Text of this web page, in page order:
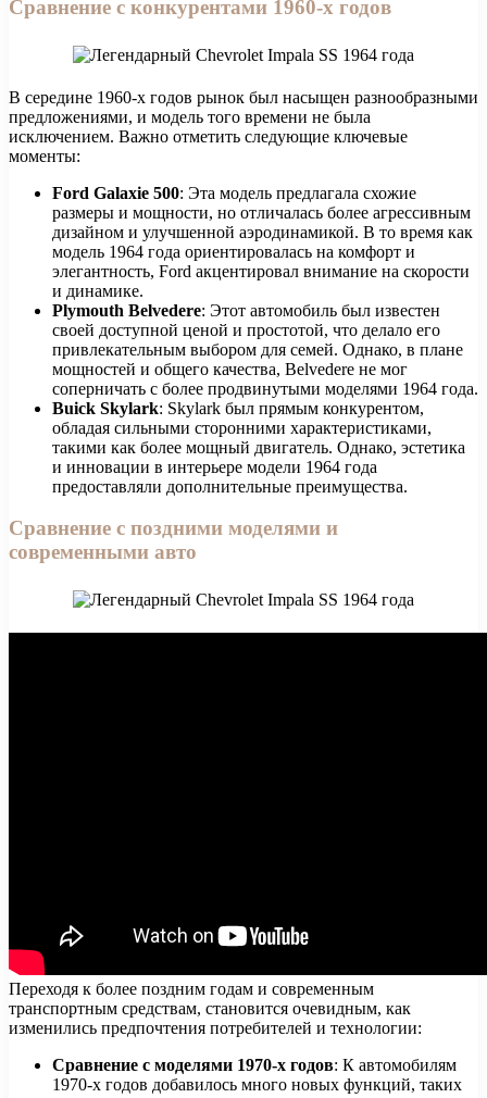
Сравнение с конкурентами 1960-х годов
В середине 1960-х годов рынок был насыщен разнообразными
предложениями, и модель того времени не была
исключением. Важно отметить следующие ключевые
моменты:
Ford Galaxie 500: Эта модель предлагала схожие
размеры и мощности, но отличалась более агрессивным
дизайном и улучшенной аэродинамикой. В то время как
модель 1964 года ориентировалась на комфорт и
элегантность, Ford акцентировал внимание на скорости
и динамике.
Plymouth Belvedere: Этот автомобиль был известен
своей доступной ценой и простотой, что делало его
привлекательным выбором для семей. Однако, в плане
мощностей и общего качества, Belvedere не мог
соперничать с более продвинутыми моделями 1964 года.
Buick Skylark: Skylark был прямым конкурентом,
обладая сильными сторонними характеристиками,
такими как более мощный двигатель. Однако, эстетика
и инновации в интерьере модели 1964 года
предоставляли дополнительные преимущества.
Сравнение с поздними моделями и
современными авто
Переходя к более поздним годам и современным
транспортным средствам, становится очевидным, как
изменились предпочтения потребителей и технологии:
Сравнение с моделями 1970-х годов: К автомобилям
1970-х годов добавилось много новых функций, таких